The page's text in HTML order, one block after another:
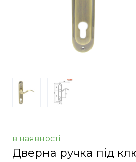
в наявності
Дверна ручка під